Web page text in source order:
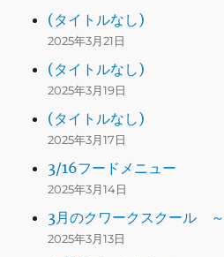
(タイトルなし)
2025年3月21日
(タイトルなし)
2025年3月19日
(タイトルなし)
2025年3月17日
3/16フードメニュー
2025年3月14日
3月のクワークスクール
2025年3月13日